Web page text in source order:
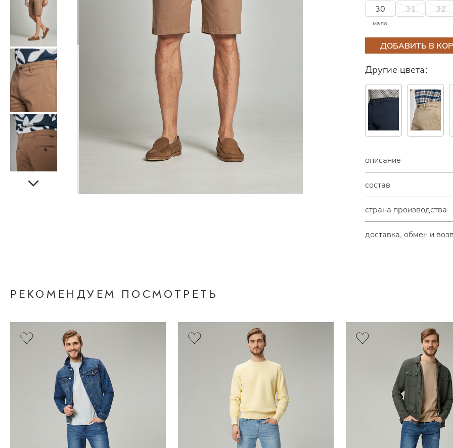
30
мало
31 32
ДОБАВИТЬ В
Другие цвета:
описание
состав
страна производства
доставка, обмен и
РЕКОМЕНДУЕМ ПОСМОТРЕТЬ